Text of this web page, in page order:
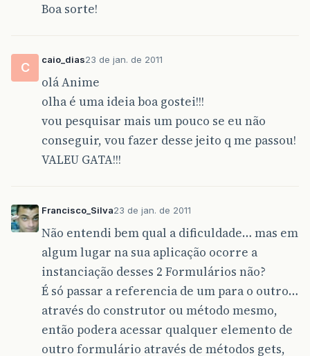
Boa sorte!
C
caio_dias23 de jan. de 2011
olá Anime
olha é uma ideia boa gostei!!!
vou pesquisar mais um pouco se eu não
conseguir, vou fazer desse jeito q me passou!
VALEU GATA!!!
Francisco_Silva23 de jan. de 2011
Não entendi bem qual a dificuldade… mas em
algum lugar na sua aplicação ocorre a
instanciação desses 2 Formulários não?
É só passar a referencia de um para o outro…
através do construtor ou método mesmo,
então podera acessar qualquer elemento de
outro formulário através de métodos gets,